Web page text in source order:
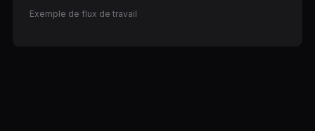
Exemple de flux de travail